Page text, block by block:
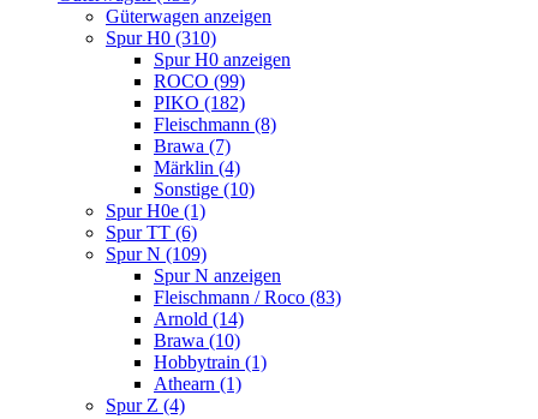
Güterwagen anzeigen
Spur H0 (310)
Spur H0 anzeigen
ROCO (99)
PIKO (182)
Fleischmann (8)
Brawa (7)
Märklin (4)
Sonstige (10)
Spur H0e (1)
Spur TT (6)
Spur N (109)
Spur N anzeigen
Fleischmann / Roco (83)
Arnold (14)
Brawa (10)
Hobbytrain (1)
Athearn (1)
Spur Z (4)